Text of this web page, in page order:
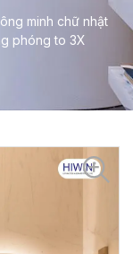
minh chữ nhật
phóng to 3X